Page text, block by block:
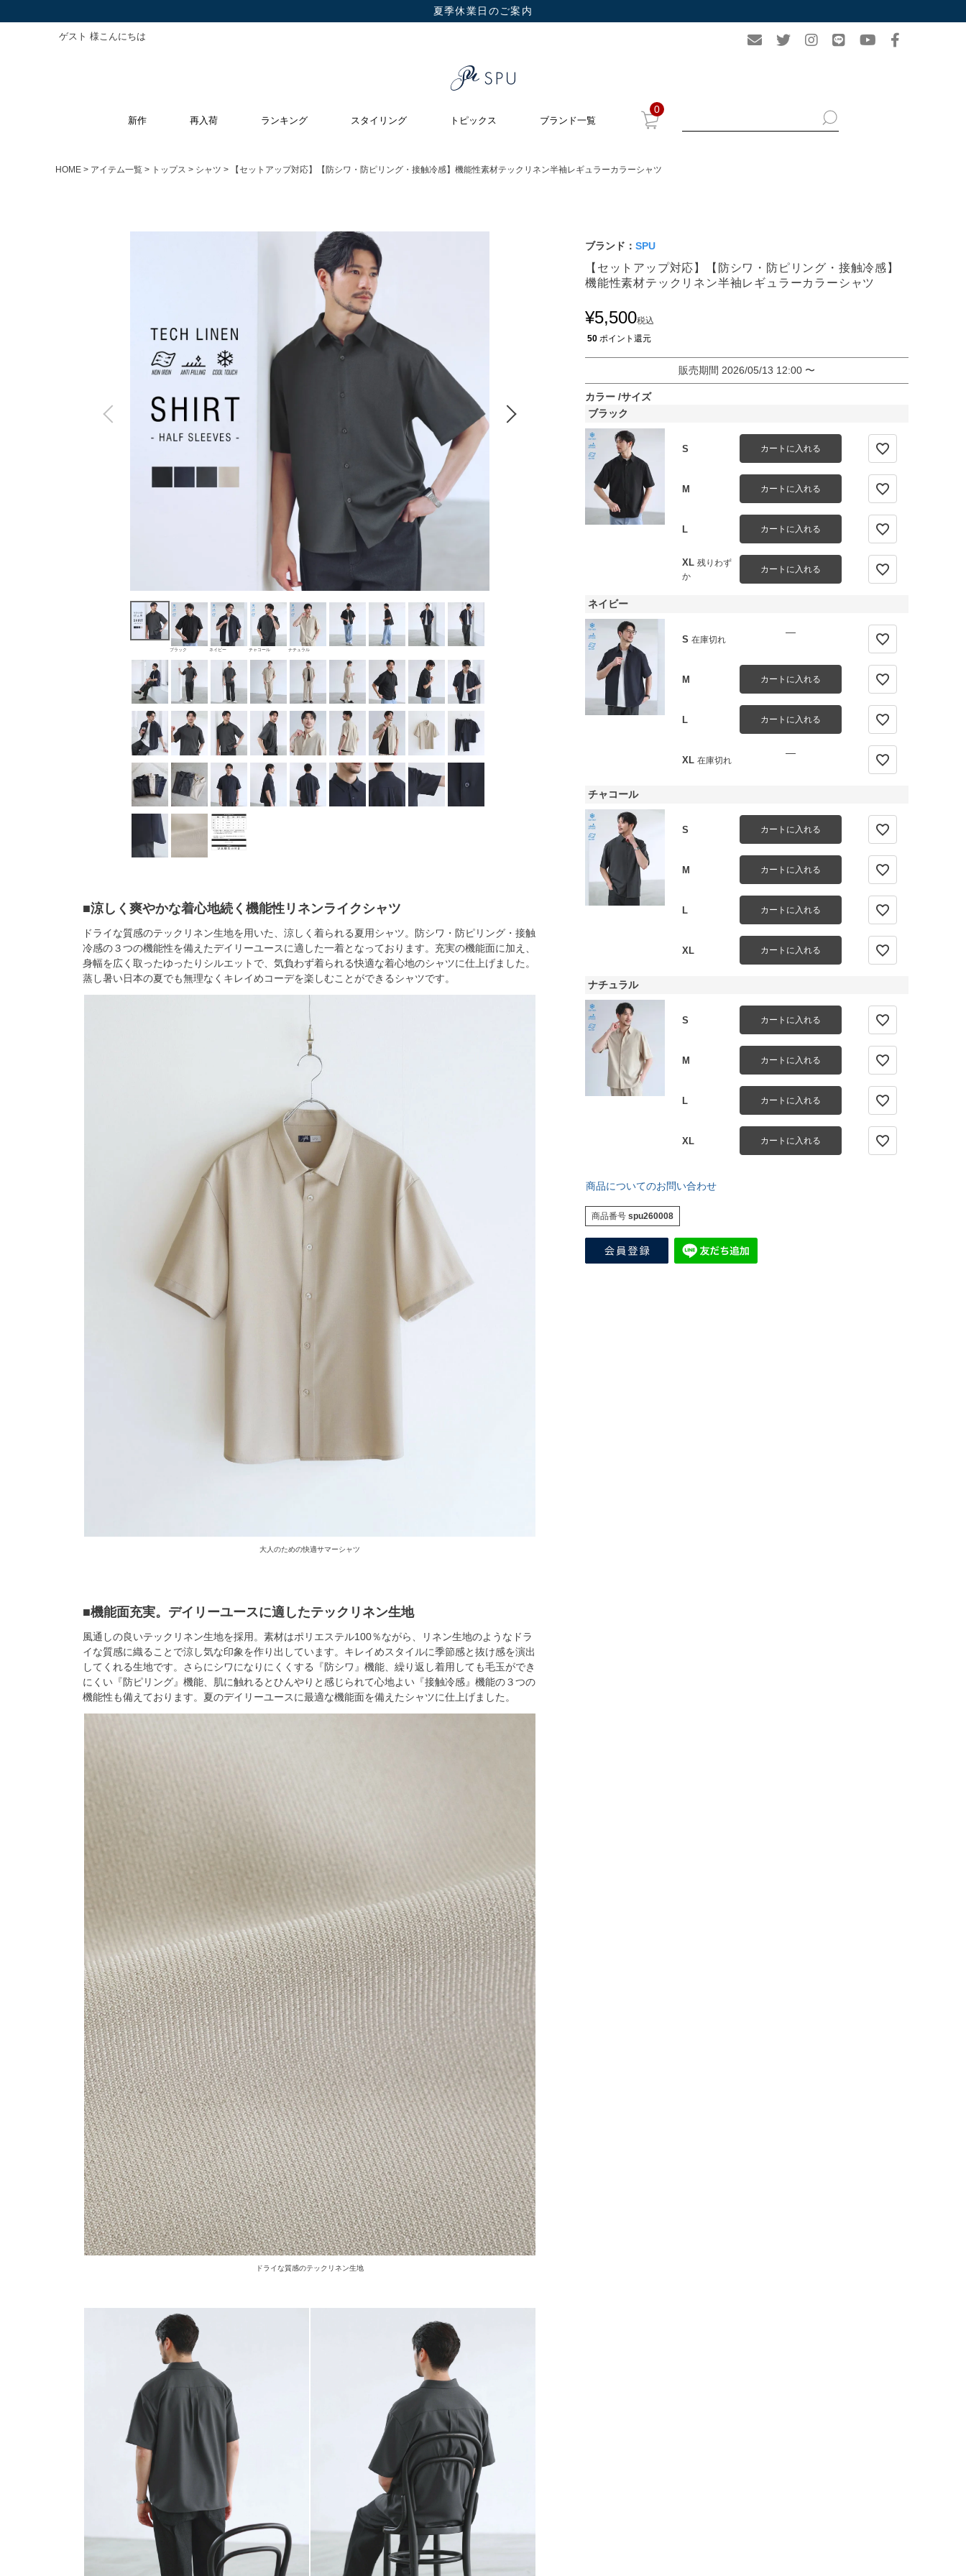
夏季休業日のご案内
ゲスト 様こんにちは
新作 再入荷 ランキング スタイリング トピックス ブランド一覧
0
HOME アイテム一覧 トップス シャツ 【セットアップ対応】【防シワ・防ピリング・接触冷感】機能性素材テックリネン半袖レギュラーカラーシャツ
ブラック ネイビー チャコール ナチュラル
■涼しく爽やかな着心地続く機能性リネンライクシャツ
ドライな質感のテックリネン生地を用いた、涼しく着られる夏用シャツ。防シワ・防ピリング・接触
冷感の３つの機能性を備えたデイリーユースに適した一着となっております。充実の機能面に加え、
身幅を広く取ったゆったりシルエットで、気負わず着られる快適な着心地のシャツに仕上げました。
蒸し暑い日本の夏でも無理なくキレイめコーデを楽しむことができるシャツです。
大人のための快適サマーシャツ
■機能面充実。デイリーユースに適したテックリネン生地
風通しの良いテックリネン生地を採用。素材はポリエステル100％ながら、リネン生地のようなドラ
イな質感に織ることで涼し気な印象を作り出しています。キレイめスタイルに季節感と抜け感を演出
してくれる生地です。さらにシワになりにくくする『防シワ』機能、繰り返し着用しても毛玉ができ
にくい『防ピリング』機能、肌に触れるとひんやりと感じられて心地よい『接触冷感』機能の３つの
機能性も備えております。夏のデイリーユースに最適な機能面を備えたシャツに仕上げました。
ドライな質感のテックリネン生地
ブランド： SPU
【セットアップ対応】【防シワ・防ピリング・接触冷感】
機能性素材テックリネン半袖レギュラーカラーシャツ
¥5,500税込
50 ポイント還元
販売期間 2026/05/13 12:00 〜
カラー サイズ
ブラック
S カートに入れる
M カートに入れる
L カートに入れる
XL 残りわず
か
カートに入れる
ネイビー
S 在庫切れ
—
M カートに入れる
L カートに入れる
XL 在庫切れ
—
チャコール
S カートに入れる
M カートに入れる
L カートに入れる
XL カートに入れる
ナチュラル
S カートに入れる
M カートに入れる
L カートに入れる
XL カートに入れる
商品についてのお問い合わせ
商品番号 spu260008